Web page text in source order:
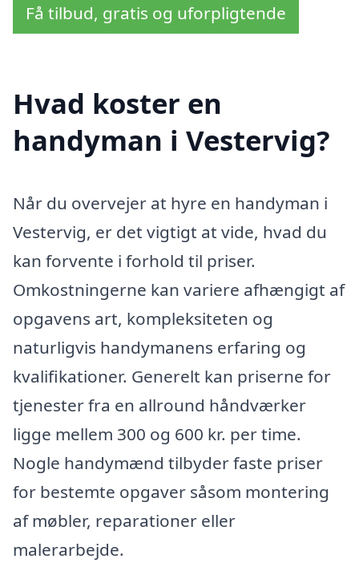
Få tilbud, gratis og uforpligtende
Hvad koster en
handyman i Vestervig?
Når du overvejer at hyre en handyman i
Vestervig, er det vigtigt at vide, hvad du
kan forvente i forhold til priser.
Omkostningerne kan variere afhængigt af
opgavens art, kompleksiteten og
naturligvis handymanens erfaring og
kvalifikationer. Generelt kan priserne for
tjenester fra en allround håndværker
ligge mellem 300 og 600 kr. per time.
Nogle handymænd tilbyder faste priser
for bestemte opgaver såsom montering
af møbler, reparationer eller
malerarbejde.